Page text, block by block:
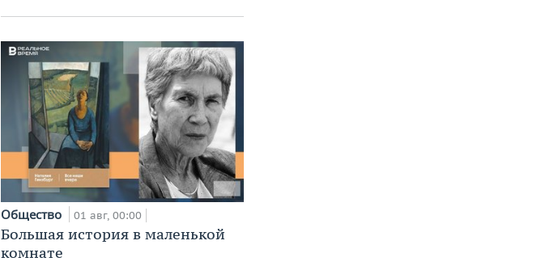
Общество 01 авг, 00:00
Большая история в маленькой
комнате